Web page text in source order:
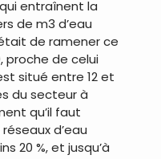
entraînent la
de m3 d’eau
de ramener ce
proche de celui
situé entre 12 et
du secteur à
qu’il faut
d’eau
20 %, et jusqu’à